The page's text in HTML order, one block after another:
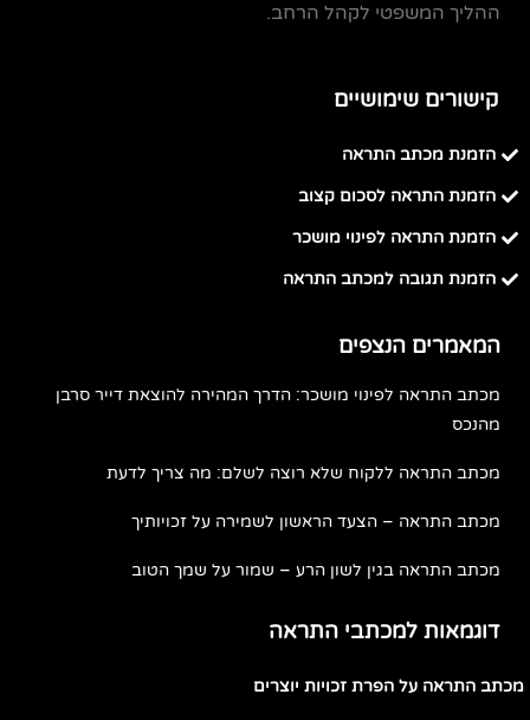
ההליך המשפטי לקהל הרחב.
קישורים שימושיים
הזמנת מכתב התראה
הזמנת התראה לסכום קצוב
הזמנת התראה לפינוי מושכר
הזמנת תגובה למכתב התראה
המאמרים הנצפים
מכתב התראה לפינוי מושכר: הדרך המהירה להוצאת דייר סרבן
מהנכס
מכתב התראה ללקוח שלא רוצה לשלם: מה צריך לדעת
מכתב התראה – הצעד הראשון לשמירה על זכויותיך
מכתב התראה בגין לשון הרע – שמור על שמך הטוב
דוגמאות למכתבי התראה
מכתב התראה על הפרת זכויות יוצרים